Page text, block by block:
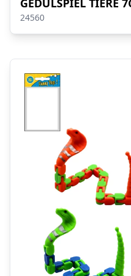
GEDULSPIEL TIERE
24560